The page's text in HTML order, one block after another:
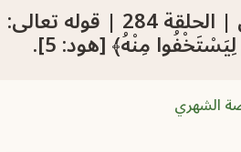
برنامج غريب القرآن | الحلقة 284 | قوله تعالى:
‌مِنْهُ﴾ [هود: 5].
الشهري